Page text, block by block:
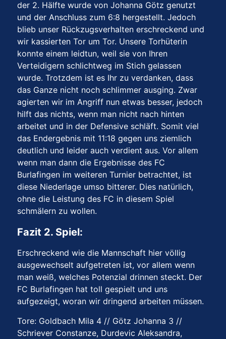
der 2. Hälfte wurde von Johanna Götz genutzt
und der Anschluss zum 6:8 hergestellt. Jedoch
blieb unser Rückzugsverhalten erschreckend und
wir kassierten Tor um Tor. Unsere Torhüterin
konnte einem leidtun, weil sie von Ihren
Verteidigern schlichtweg im Stich gelassen
wurde. Trotzdem ist es Ihr zu verdanken, dass
das Ganze nicht noch schlimmer ausging. Zwar
agierten wir im Angriff nun etwas besser, jedoch
hilft das nichts, wenn man nicht nach hinten
arbeitet und in der Defensive schläft. Somit viel
das Endergebnis mit 11:18 gegen uns ziemlich
deutlich und leider auch verdient aus. Vor allem
wenn man dann die Ergebnisse des FC
Burlafingen im weiteren Turnier betrachtet, ist
diese Niederlage umso bitterer. Dies natürlich,
ohne die Leistung des FC in diesem Spiel
schmälern zu wollen.
Fazit 2. Spiel:
Erschreckend wie die Mannschaft hier völlig
ausgewechselt aufgetreten ist, vor allem wenn
man weiß, welches Potenzial drinnen steckt. Der
FC Burlafingen hat toll gespielt und uns
aufgezeigt, woran wir dringend arbeiten müssen.
Tore: Goldbach Mila 4 // Götz Johanna 3 //
Schriever Constanze, Durdevic Aleksandra,